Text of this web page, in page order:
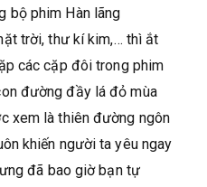
bộ phim Hàn lãng
trời, thư kí kim,… thì ắt
các cặp đôi trong phim
đường đầy lá đỏ mùa
xem là thiên đường ngôn
khiến người ta yêu ngay
đã bao giờ bạn tự